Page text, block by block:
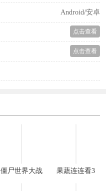
Android/安卓
点击查看
点击查看
僵尸世界大战 果蔬连连看3